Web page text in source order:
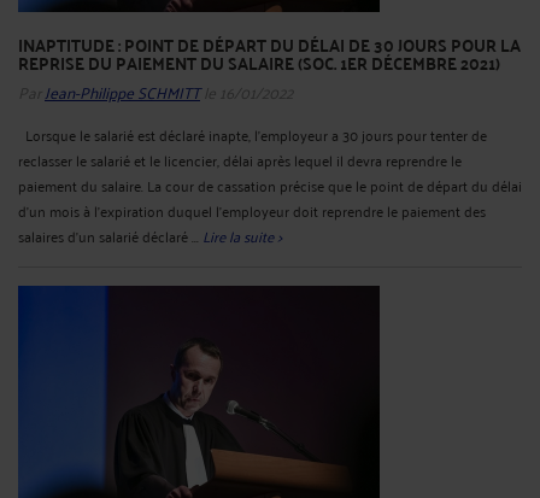
INAPTITUDE : POINT DE DÉPART DU DÉLAI DE 30 JOURS POUR LA
REPRISE DU PAIEMENT DU SALAIRE (SOC. 1ER DÉCEMBRE 2021)
Par Jean-Philippe SCHMITTle 16/01/2022
Lorsque le salarié est déclaré inapte, l’employeur a 30 jours pour tenter de
reclasser le salarié et le licencier, délai après lequel il devra reprendre le
paiement du salaire. La cour de cassation précise que le point de départ du délai
d'un mois à l'expiration duquel l'employeur doit reprendre le paiement des
salaires d'un salarié déclaré ... Lire la suite >